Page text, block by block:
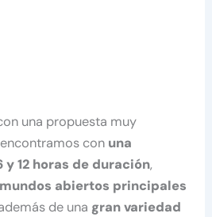
una propuesta muy
con una
12 horas de duración,
abiertos principales
de una gran variedad